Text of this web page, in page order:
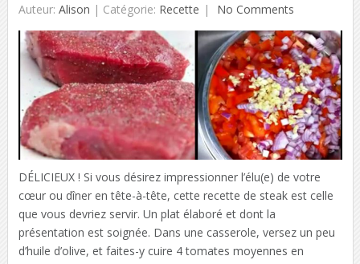
Auteur: Alison | Catégorie: Recette No Comments
DÉLICIEUX ! Si vous désirez impressionner l’élu(e) de votre
cœur ou dîner en tête-à-tête, cette recette de steak est celle
que vous devriez servir. Un plat élaboré et dont la
présentation est soignée. Dans une casserole, versez un peu
d’huile d’olive, et faites-y cuire 4 tomates moyennes en